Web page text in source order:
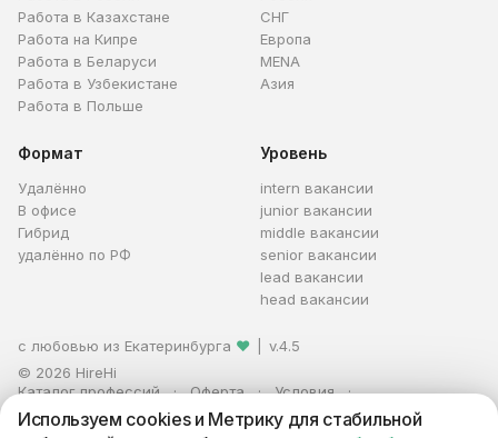
Работа в Казахстане
Работа на Кипре
Работа в Беларуси
Работа в Узбекистане
Работа в Польше
СНГ
Европа
MENA
Азия
Формат
Удалённо
В офисе
Гибрид
удалённо по РФ
Уровень
intern вакансии
junior вакансии
middle вакансии
senior вакансии
lead вакансии
head вакансии
с любовью из Екатеринбурга ❤
v.4.5
© 2026 HireHi
Каталог профессий
Оферта
Условия
Персональные данные
Реклама
Используем cookies и Метрику для стабильной